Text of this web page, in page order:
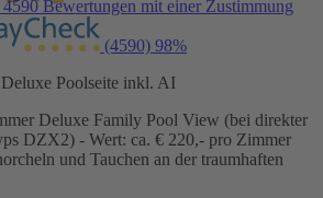
Bewertungen mit einer Zustimmung
(4590) 98%
Poolseite inkl. AI
Deluxe Family Pool View (bei direkter
DZX2) - Wert: ca. € 220,- pro Zimmer
und Tauchen an der traumhaften